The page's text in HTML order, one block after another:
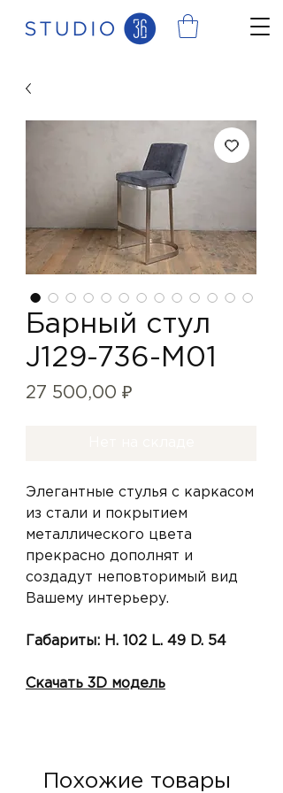
Барный стул
J129-736-M01
27 500,00 ₽
Элегантные стулья с каркасом
из стали и покрытием
металлического цвета
прекрасно дополнят и
создадут неповторимый вид
Вашему интерьеру.
Габариты: H. 102 L. 49 D. 54
Скачать 3D модель
Похожие товары